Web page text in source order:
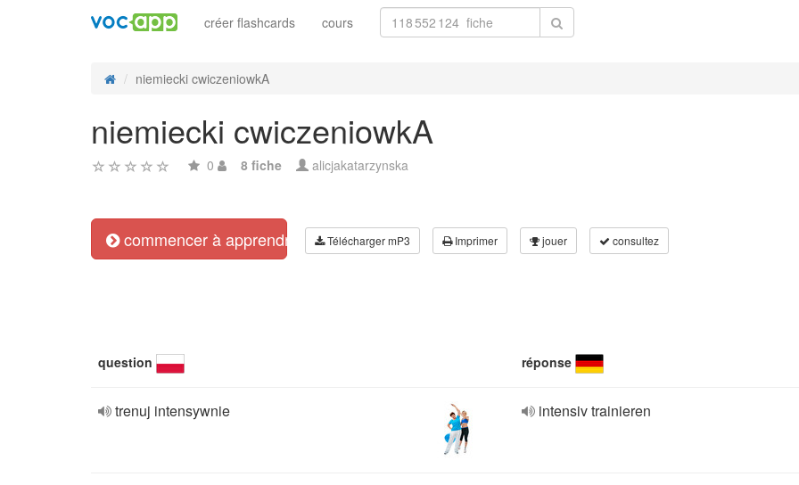
créer flashcards cours
niemiecki cwiczeniowkA
niemiecki cwiczeniowkA
0 8 fiche alicjakatarzynska
commencer à apprendre Télécharger mP3 Imprimer jouer consultez
question réponse
trenuj intensywnie intensiv trainieren